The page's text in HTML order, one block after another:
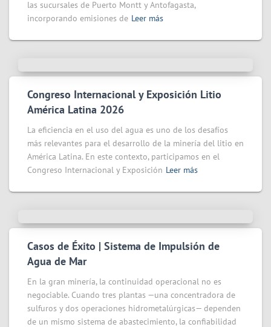
las sucursales de Puerto Montt y Antofagasta,
incorporando emisiones de Leer más
Congreso Internacional y Exposición Litio
América Latina 2026
La eficiencia en el uso del agua es uno de los desafíos
más relevantes para el desarrollo de la minería del litio en
América Latina. En este contexto, participamos en el
Congreso Internacional y Exposición Leer más
Casos de Éxito | Sistema de Impulsión de
Agua de Mar
En la gran minería, la continuidad operacional no es
negociable. Cuando tres plantas —una concentradora de
sulfuros y dos operaciones hidrometalúrgicas— dependen
de un mismo sistema de abastecimiento, la confiabilidad